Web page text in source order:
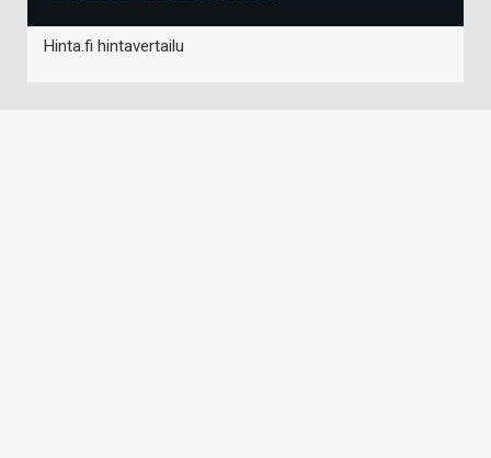
Hinta.fi hintavertailu